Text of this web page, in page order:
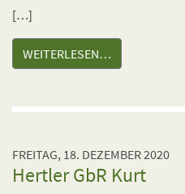
[…]
WEITERLESEN…
FREITAG, 18. DEZEMBER 2020
Hertler GbR Kurt